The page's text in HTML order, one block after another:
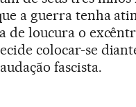
a guerra tenha
de loucura o
colocar-se
fascista.